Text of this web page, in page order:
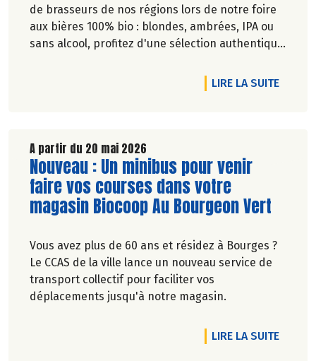
de brasseurs de nos régions lors de notre foire
aux bières 100% bio : blondes, ambrées, IPA ou
sans alcool, profitez d'une sélection authentique
LIRE LA SUITEDE
A partir du 20 mai 2026
Lire la suite de l'article
Nouveau : Un minibus pour venir
faire vos courses dans votre
magasin Biocoop Au Bourgeon Vert
Vous avez plus de 60 ans et résidez à Bourges ?
Le CCAS de la ville lance un nouveau service de
transport collectif pour faciliter vos
déplacements jusqu'à notre magasin.
LIRE LA SUITEDE